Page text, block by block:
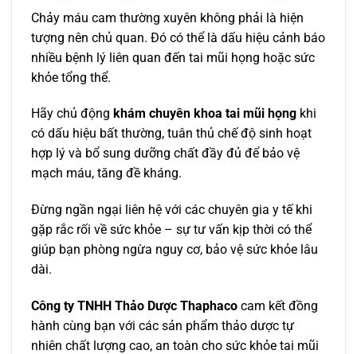
Chảy máu cam thường xuyên không phải là hiện
tượng nên chủ quan. Đó có thể là dấu hiệu cảnh báo
nhiều bệnh lý liên quan đến tai mũi họng hoặc sức
khỏe tổng thể.
Hãy chủ động khám chuyên khoa tai mũi họng khi
có dấu hiệu bất thường, tuân thủ chế độ sinh hoạt
hợp lý và bổ sung dưỡng chất đầy đủ để bảo vệ
mạch máu, tăng đề kháng.
Đừng ngần ngại liên hệ với các chuyên gia y tế khi
gặp rắc rối về sức khỏe – sự tư vấn kịp thời có thể
giúp bạn phòng ngừa nguy cơ, bảo vệ sức khỏe lâu
dài.
Công ty TNHH Thảo Dược Thaphaco cam kết đồng
hành cùng bạn với các sản phẩm thảo dược tự
nhiên chất lượng cao, an toàn cho sức khỏe tai mũi